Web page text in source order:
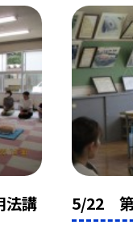
法講
5/22 第